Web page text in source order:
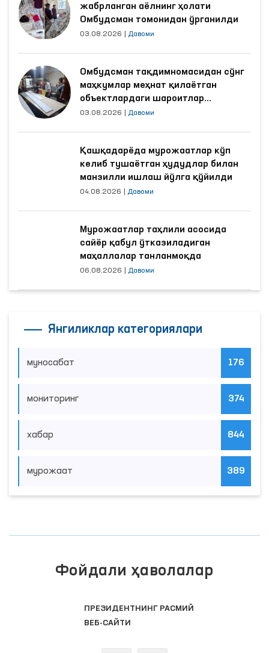
жабрланган аёлнинг ҳолати
Омбудсман томонидан ўрганилди
03.08.2026 Давоми
Омбудсман тақдимномасидан сўнг
маҳкумлар меҳнат қилаётган
объектлардаги шароитлар
яхшиланди
03.08.2026 Давоми
Қашқадарёда мурожаатлар кўп
келиб тушаётган ҳудудлар билан
манзилли ишлаш йўлга қўйилди
04.08.2026 Давоми
Мурожаатлар таҳлили асосида
сайёр қабул ўтказиладиган
маҳаллалар танланмоқда
06.08.2026 Давоми
Янгиликлар категориялари
муносабат 176
мониторинг 374
хабар 844
мурожаат 389
Фойдали ҳаволалар
ПРЕЗИДЕНТНИНГ РАСМИЙ
ВЕБ-САЙТИ